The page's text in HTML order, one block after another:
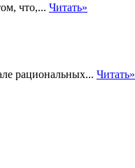
что,... Читать»
рациональных... Читать»